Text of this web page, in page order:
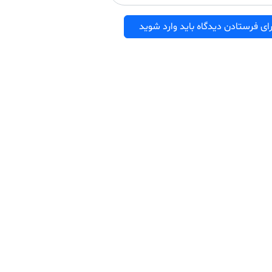
فرستادن دیدگاه باید وارد شوید